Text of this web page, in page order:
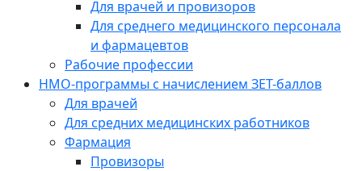
Для врачей и провизоров
Для среднего медицинского персонала
и фармацевтов
Рабочие профессии
НМО-программы с начислением ЗЕТ-баллов
Для врачей
Для средних медицинских работников
Фармация
Провизоры